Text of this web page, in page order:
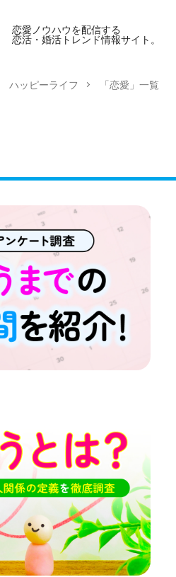
恋愛ノウハウを配信する
恋活・婚活トレンド情報サイト。
ハッピーライフ 「恋愛」一覧